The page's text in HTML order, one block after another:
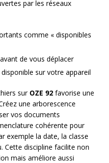
par les réseaux
comme « disponibles
de vous déplacer
sur votre appareil
sur OZE 92 favorise une
une arborescence
vos documents
cohérente pour
exemple la date, la classe
Cette discipline facilite non
mais améliore aussi